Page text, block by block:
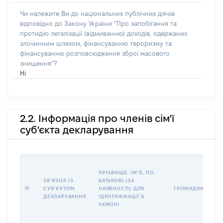
Чи належите Ви до національних публічних діячів
відповідно до Закону України “Про запобігання та
протидію легалізації (відмиванню) доходів, одержаних
злочинним шляхом, фінансуванню тероризму та
фінансуванню розповсюдження зброї масового
знищення”?
Ні
2.2. Інформація про членів сім'ї
суб'єкта декларування
№
ЗВʼЯЗОК ІЗ
СУБʼЄКТОМ
ДЕКЛАРУВАННЯ
ПРІЗВИЩЕ, ІМʼЯ, ПО
БАТЬКОВІ (ЗА
НАЯВНОСТІ) ДЛЯ
ІДЕНТИФІКАЦІЇ В
УКРАЇНІ
ГРОМАДЯНСТВО